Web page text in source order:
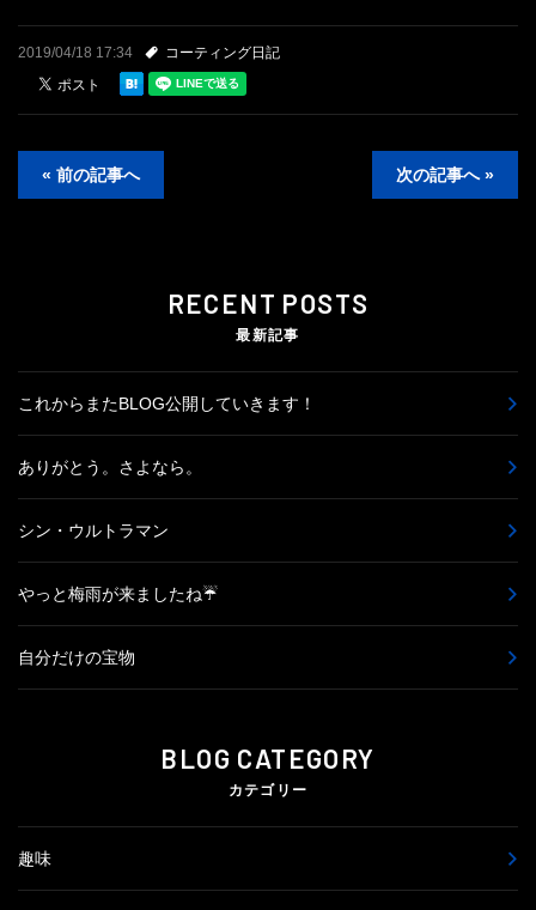
2019/04/18 17:34 コーティング日記
« 前の記事へ 次の記事へ »
RECENT POSTS
最新記事
これからまたBLOG公開していきます！
ありがとう。さよなら。
シン・ウルトラマン
やっと梅雨が来ましたね☔
自分だけの宝物
BLOG CATEGORY
カテゴリー
趣味